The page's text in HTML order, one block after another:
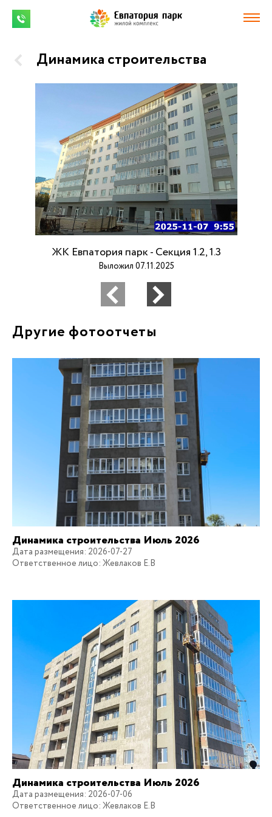
Динамика строительства
ЖК Евпатория парк - Секция 1.2, 1.3
Выложил 07.11.2025
Другие фотоотчеты
Динамика строительства Июль 2026
Дата размещения: 2026-07-27
Ответственное лицо: Жевлаков Е.В
Динамика строительства Июль 2026
Дата размещения: 2026-07-06
Ответственное лицо: Жевлаков Е.В